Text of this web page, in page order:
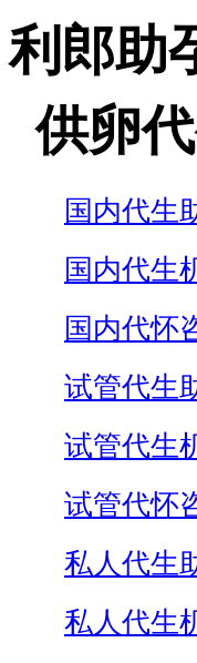
利郎助
供卵
国内代生
国内代生
国内代怀
试管代生
试管代生
试管代怀
私人代生
私人代生